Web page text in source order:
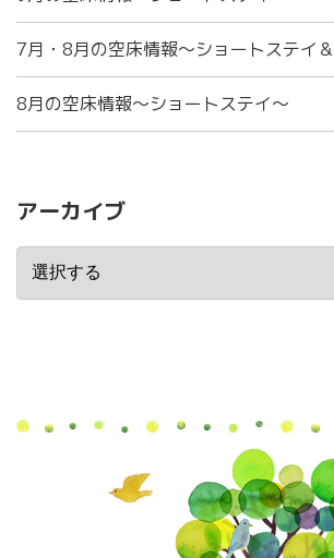
7月・8月の空床情報～ショートステイ
8月の空床情報～ショートステイ～
アーカイブ